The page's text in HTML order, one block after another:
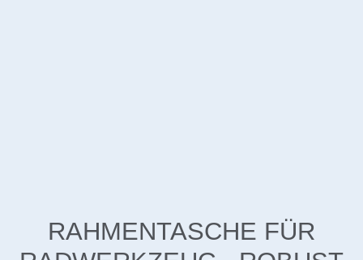
RAHMENTASCHE FÜR